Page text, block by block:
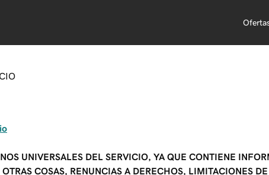
UNIVERSALES DEL SERVICIO, YA QUE CONTIENE
COSAS, RENUNCIAS A DERECHOS, LIMITACIONES